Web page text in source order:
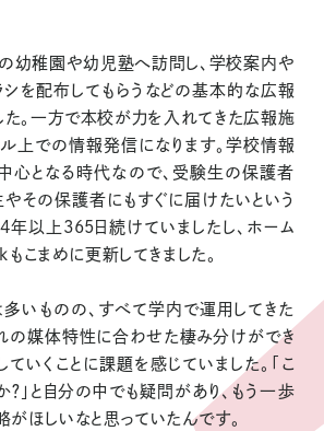
の幼稚園や幼児塾へ訪問し、学校案内や
シを配布してもらうなどの基本的な広報
た。一方で本校が力を入れてきた広報施
ル上での情報発信になります。学校情報
心となる時代なので、受験生の保護者
やその保護者にもすぐに届けたいという
年以上365日続けていましたし、ホーム
こまめに更新してきました。
いものの、すべて学内で運用してきた
れの媒体特性に合わせた棲み分けができ
いくことに課題を感じていました。「こ
」と自分の中でも疑問があり、もう一歩
ほしいなと思っていたんです。